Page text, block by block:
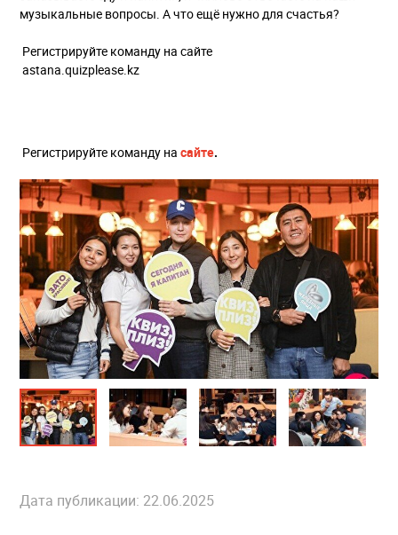
музыкальные вопросы. А что ещё нужно для счастья?
Регистрируйте команду на сайте
astana.quizplease.kz
Регистрируйте команду на сайте.
Дата публикации: 22.06.2025